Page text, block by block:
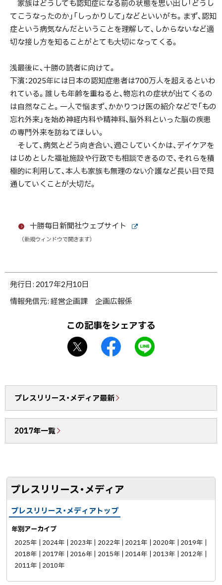
家族はどうしても認知症になる前の状態を思い出し「どうし
てこうなったのか」「しっかりして」などといいがち。まず、認知
症という病気なんだということを理解して、しからないなど適
切な接し方を知ることがとても大切になってくる。
浅最後に、十勝の読者に向けて。
下濱：2025年には日本の認知症患者は700万人を超えるといわ
れている。誰しも年齢を重ねると、物忘れの症状が出てくるの
は自然なこと。一人で悩まず、かかりつけ医の紹介などで「もの
忘れ外来」を始め神経内科や精神科、脳外科といった脳の疾患
の専門外来を訪ねてほしい。
そして、病気とどう向き合い、過ごしていくかは、デイケアを
はじめとした福祉施設や行政でも相談できるので、それらを積
極的に利用して、本人も家族も無理のない介護など長い目で見
通していくことが大切だ。
十勝毎日新聞社ウェブサイト
ト
（新規ウィンドウで開きます）
ト
プ
発行日: 2017年2月10日
情報発信元 経営企画課 企画広報係
この記事をシェアする
o
o
シ
送
る
プレスリリース・メディア最新
2017年一覧
プレスリリース・メディア
プレスリリース・メディアトップ
年別アーカイブ
2025年
2024年 2023年 2022年 2021年 2020年
2019年
2018年
2017年 2016年 2015年 2014年 2013年
2012年
2011年
2010年